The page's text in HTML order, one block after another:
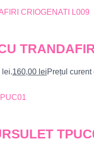
lei.160,00 leiPrețul